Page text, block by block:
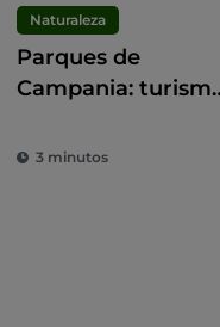
Naturaleza
Parques de
Campania:
zonas protegidas
3 minutos